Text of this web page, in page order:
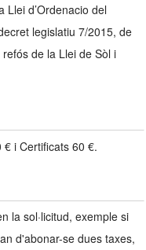
Llei d’Ordenacio del
legislatiu 7/2015, de
refós de la Llei de Sòl i
i Certificats 60 €.
la sol·licitud, exemple si
d'abonar-se dues taxes,